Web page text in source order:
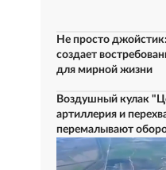
Не просто
создает
для мирной жизни
Воздушный кулак
артиллерия и
перемалывают